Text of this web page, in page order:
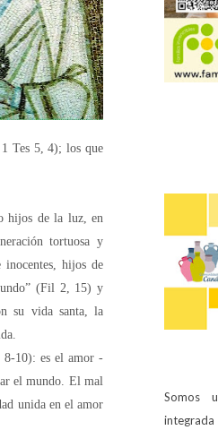
Tes 5, 4); los que
hijos de la luz, en
tortuosa y
inocentes, hijos de
(Fil 2, 15) y
su vida santa, la
10): es el amor -
el mundo. El mal
unida en el amor
Somos
integrada